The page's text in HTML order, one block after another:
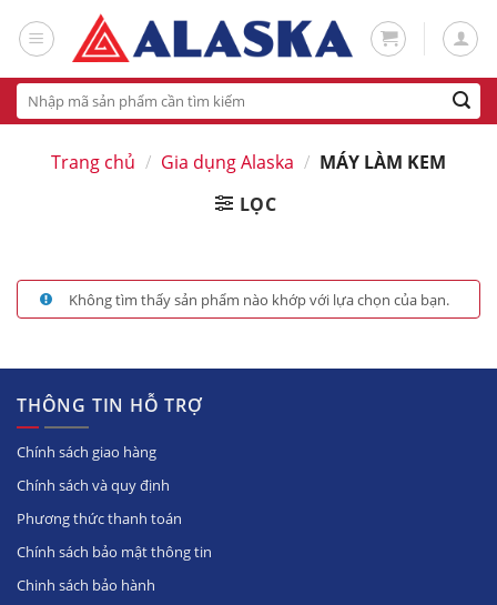
Tìm
kiếm:
Trang chủ / Gia dụng Alaska / MÁY LÀM KEM
LỌC
Không tìm thấy sản phẩm nào khớp với lựa chọn của bạn.
THÔNG TIN HỖ TRỢ
Chính sách giao hàng
Chính sách và quy định
Phương thức thanh toán
Chính sách bảo mật thông tin
Chinh sách bảo hành